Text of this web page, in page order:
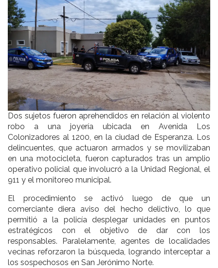
Dos sujetos fueron aprehendidos en relación al violento
robo a una joyería ubicada en Avenida Los
Colonizadores al 1200, en la ciudad de Esperanza. Los
delincuentes, que actuaron armados y se movilizaban
en una motocicleta, fueron capturados tras un amplio
operativo policial que involucró a la Unidad Regional, el
911 y el monitoreo municipal.
El procedimiento se activó luego de que un
comerciante diera aviso del hecho delictivo, lo que
permitió a la policía desplegar unidades en puntos
estratégicos con el objetivo de dar con los
responsables. Paralelamente, agentes de localidades
vecinas reforzaron la búsqueda, logrando interceptar a
los sospechosos en San Jerónimo Norte.